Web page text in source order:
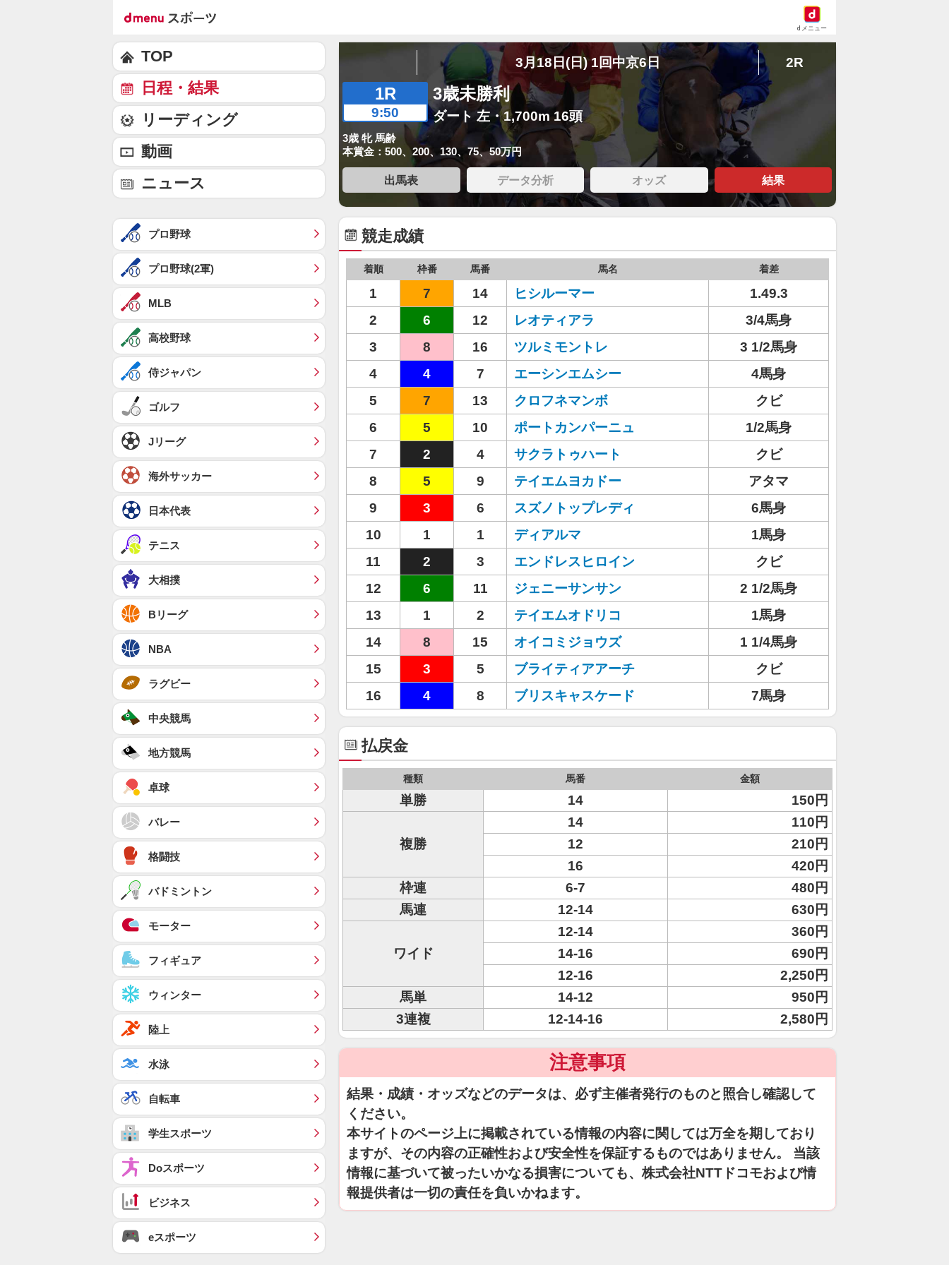
dメニュー
3月18日(日) 1回中京6日 2R
1R
9:50
3歳未勝利
ダート 左・1,700m 16頭
3歳 牝 馬齢
本賞金：500、200、130、75、50万円
出馬表 データ分析 オッズ 結果
競走成績
着順 枠番 馬番 馬名 着差
1 7 14 ヒシルーマー
1.49.3
2
6 12 レオティアラ
3/4馬身
3
8 16 ツルミモントレ
3 1/2馬身
4
4 7 エーシンエムシー
4馬身
5
7 13 クロフネマンボ
クビ
6
5 10 ポートカンパーニュ
1/2馬身
7
2 4 サクラトゥハート
クビ
8
5 9 テイエムヨカドー
アタマ
9
3 6 スズノトップレディ
6馬身
10
1 1 ディアルマ
1馬身
11
2 3 エンドレスヒロイン
クビ
12
6 11 ジェニーサンサン
2 1/2馬身
13
1 2 テイエムオドリコ
1馬身
14
8 15 オイコミジョウズ
1 1/4馬身
15
3 5 ブライティアアーチ
クビ
16
4 8 ブリスキャスケード 7馬身
払戻金
種類 馬番 金額
単勝 14 150円
複勝
14
110円
12
210円
16
420円
枠連
6-7
480円
馬連
12-14 630円
ワイド
12-14
360円
14-16
690円
12-16
2,250円
馬単
14-12
950円
3連複
12-14-16 2,580円
注意事項
結果・成績・オッズなどのデータは、必ず主催者発行のものと照合し確認して
ください。
本サイトのページ上に掲載されている情報の内容に関しては万全を期しており
ますが、その内容の正確性および安全性を保証するものではありません。 当該
情報に基づいて被ったいかなる損害についても、株式会社NTTドコモおよび情
報提供者は一切の責任を負いかねます。
TOP
日程・結果
リーディング
動画
ニュース
プロ野球
プロ野球(2軍)
MLB
高校野球
侍ジャパン
ゴルフ
Jリーグ
海外サッカー
日本代表
テニス
大相撲
Bリーグ
NBA
ラグビー
中央競馬
地方競馬
卓球
バレー
格闘技
バドミントン
モーター
フィギュア
ウィンター
陸上
水泳
自転車
学生スポーツ
Doスポーツ
ビジネス
eスポーツ